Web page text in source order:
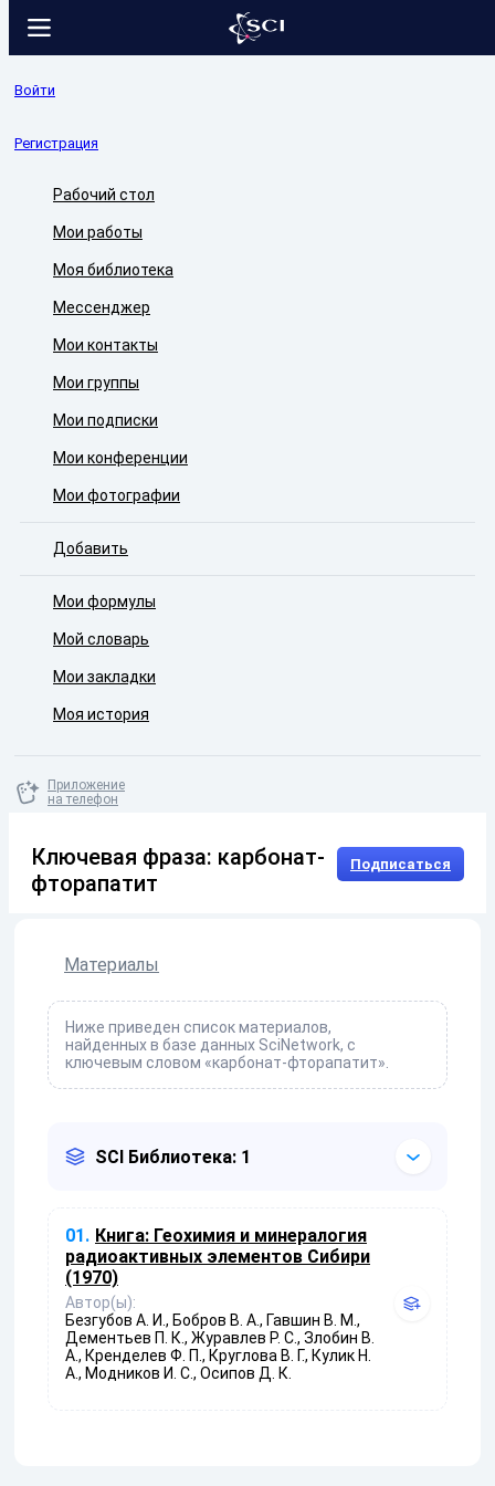
Войти
Регистрация
Рабочий стол
Мои работы
Моя библиотека
Мессенджер
Мои контакты
Мои группы
Мои подписки
Мои конференции
Мои фотографии
Добавить
Мои формулы
Мой словарь
Мои закладки
Моя история
Приложение
на телефон
Ключевая фраза: карбонат-
фторапатит
Подписаться
Материалы
Ниже приведен список материалов,
найденных в базе данных SciNetwork, с
ключевым словом «карбонат-фторапатит».
SCI Библиотека: 1
01. Книга: Геохимия и минералогия
радиоактивных элементов Сибири
(1970)
Автор(ы):
Безгубов А. И., Бобров В. А., Гавшин В. М.,
Дементьев П. К., Журавлев Р. С., Злобин В.
А., Кренделев Ф. П., Круглова В. Г., Кулик Н.
А., Модников И. С., Осипов Д. К.